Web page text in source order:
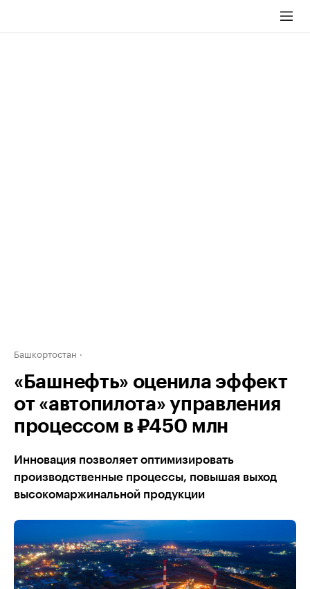
Башкортостан
«Башнефть» оценила эффект
от «автопилота» управления
процессом в ₽450 млн
Инновация позволяет оптимизировать
производственные процессы, повышая выход
высокомаржинальной продукции